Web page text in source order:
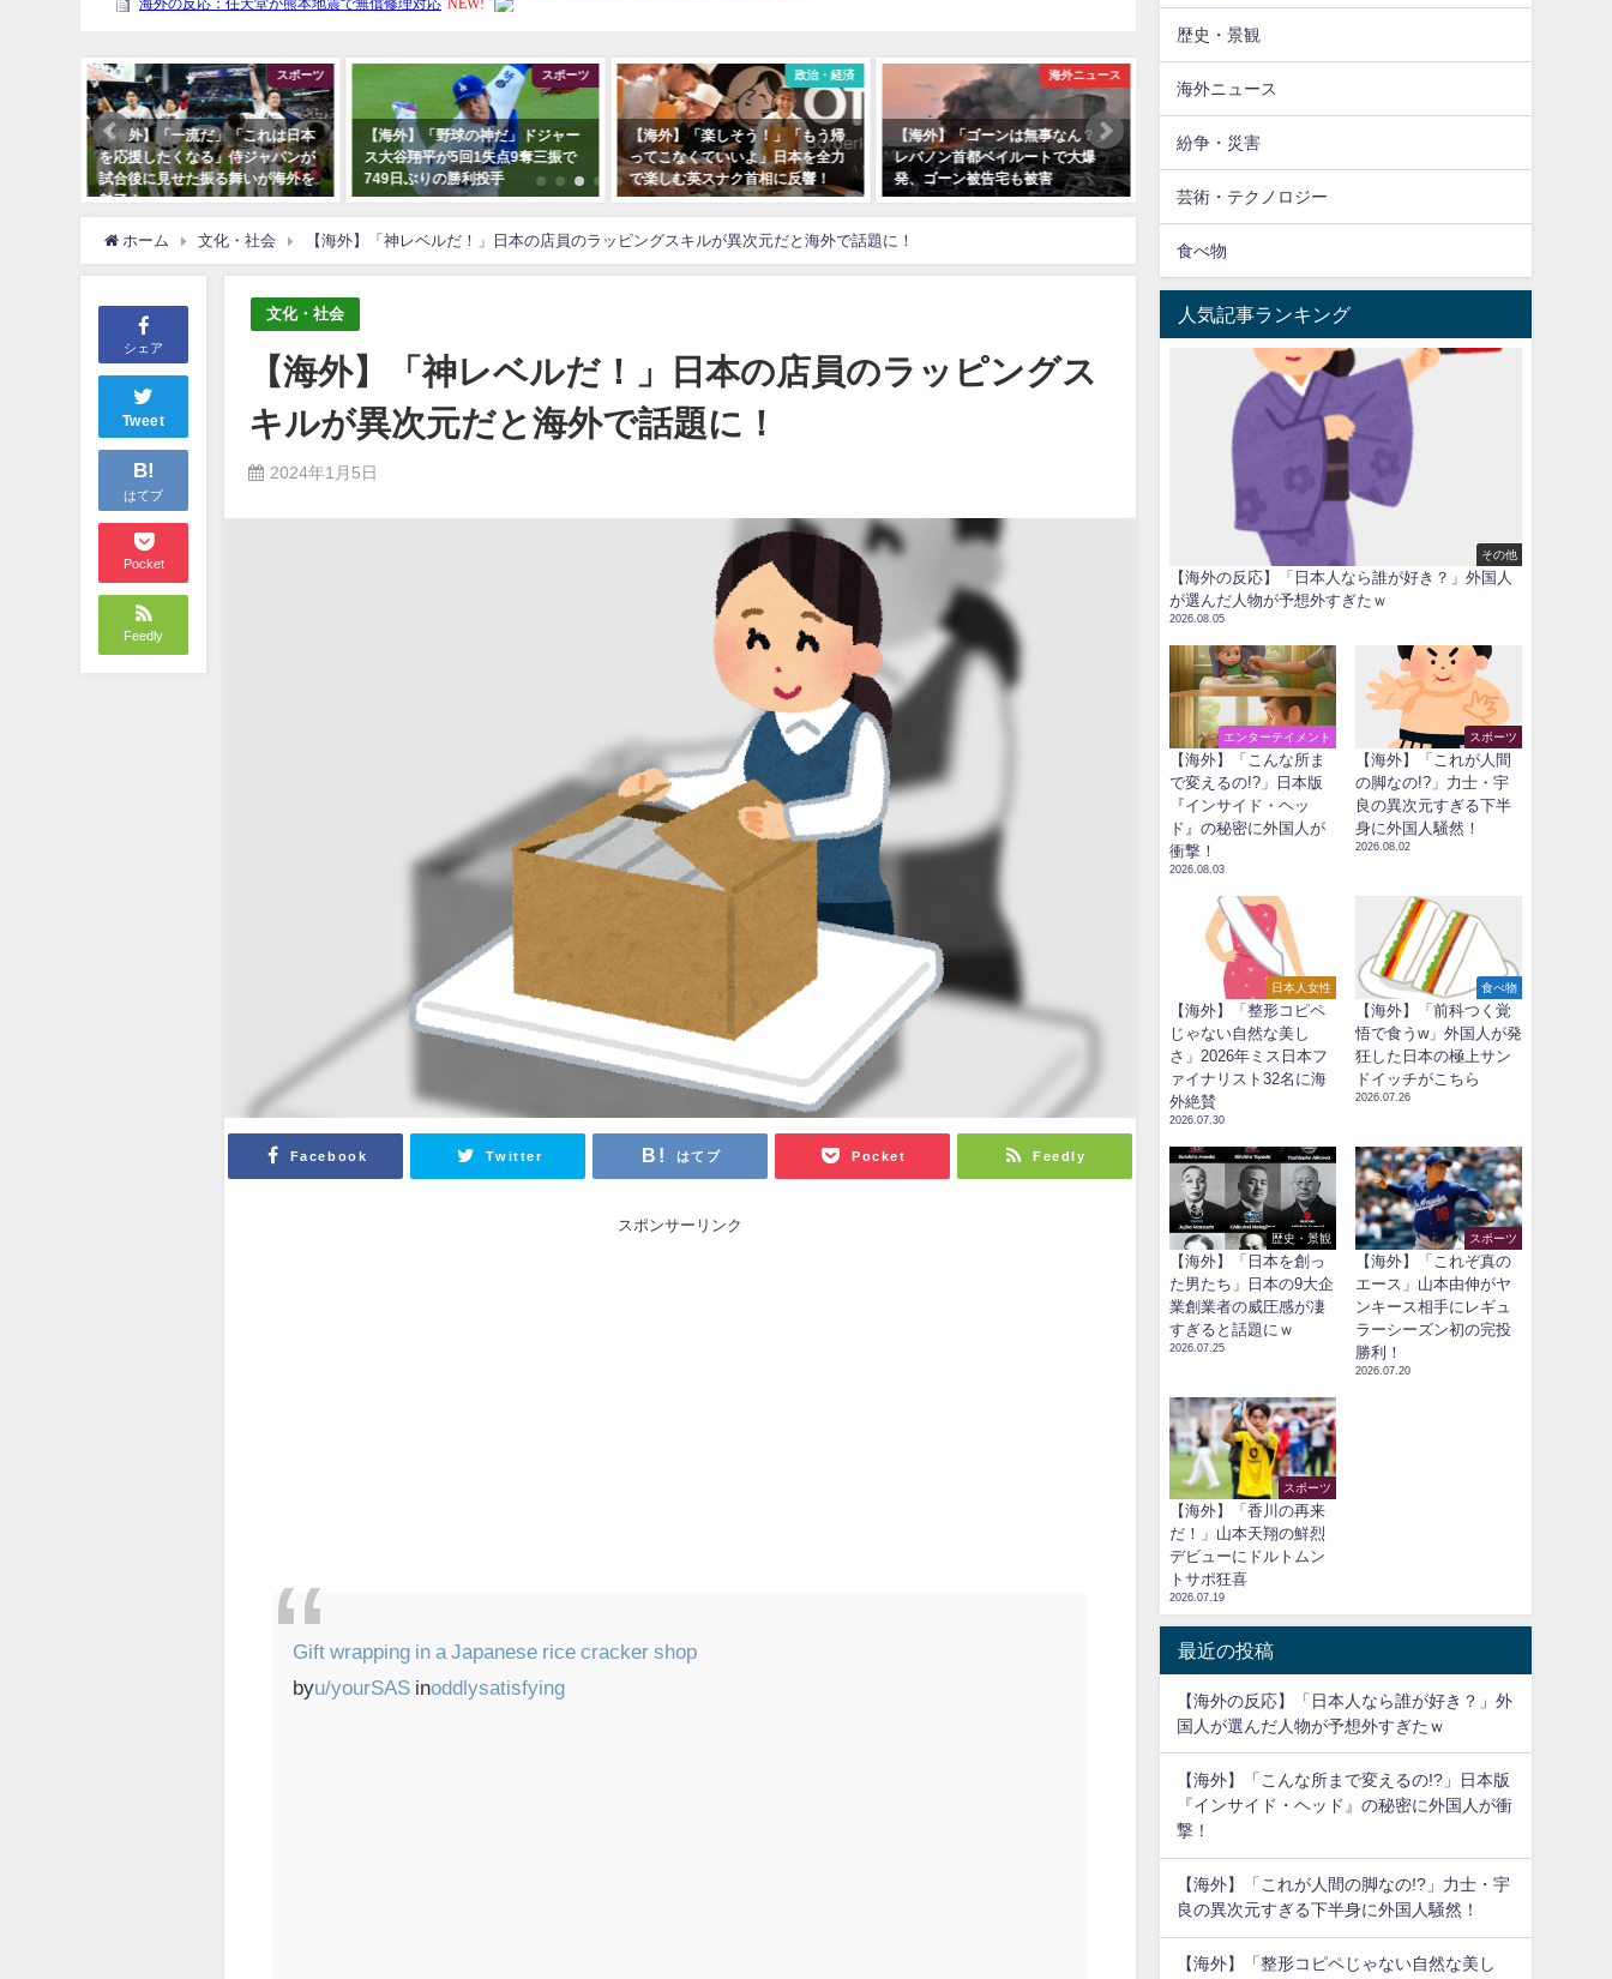
スポーツ
【海外】「一流だ」「これは日本
を応援したくなる」侍ジャパンが
試合後に見せた振る舞いが海外を
魅了！
スポーツ
【海外】「野球の神だ」ドジャー
ス大谷翔平が5回1失点9奪三振で
749日ぶりの勝利投手
政治・経済
【海外】「楽しそう！」「もう帰
ってこなくていいよ」日本を全力
で楽しむ英スナク首相に反響！
海外ニュース
【海外】「ゴーンは無事なん？」
レバノン首都ベイルートで大爆
発、ゴーン被告宅も被害
【海外】「アニメと全然違う！」
ホーム 文化・社会 【海外】「神レベルだ！」日本の店員のラッピングスキルが異次元だと海外で話題に！
シェア
Tweet
B!
はてブ
Pocket
Feedly
文化・社会
【海外】「神レベルだ！」日本の店員のラッピングス
キルが異次元だと海外で話題に！
2024年1月5日
Facebook Twitter はてブ Pocket Feedly
スポンサーリンク
Gift wrapping in a Japanese rice cracker shop
byu/yourSAS inoddlysatisfying
歴史・景観
海外ニュース
紛争・災害
芸術・テクノロジー
食べ物
人気記事ランキング
その他
【海外の反応】「日本人なら誰が好き？」外国人
が選んだ人物が予想外すぎたｗ
2026.08.05
エンターテイメント
【海外】「こんな所ま
で変えるの!?」日本版
『インサイド・ヘッ
ド』の秘密に外国人が
衝撃！
2026.08.03
スポーツ
【海外】「これが人間
の脚なの!?」力士・宇
良の異次元すぎる下半
身に外国人騒然！
2026.08.02
日本人女性
【海外】「整形コピペ
じゃない自然な美し
さ」2026年ミス日本フ
ァイナリスト32名に海
外絶賛
2026.07.30
食べ物
【海外】「前科つく覚
悟で食うw」外国人が発
狂した日本の極上サン
ドイッチがこちら
2026.07.26
歴史・景観
【海外】「日本を創っ
た男たち」日本の9大企
業創業者の威圧感が凄
すぎると話題にｗ
2026.07.25
スポーツ
【海外】「これぞ真の
エース」山本由伸がヤ
ンキース相手にレギュ
ラーシーズン初の完投
勝利！
2026.07.20
スポーツ
【海外】「香川の再来
だ！」山本天翔の鮮烈
デビューにドルトムン
トサポ狂喜
2026.07.19
最近の投稿
【海外の反応】「日本人なら誰が好き？」外
国人が選んだ人物が予想外すぎたｗ
【海外】「こんな所まで変えるの!?」日本版
『インサイド・ヘッド』の秘密に外国人が衝
撃！
【海外】「これが人間の脚なの!?」力士・宇
良の異次元すぎる下半身に外国人騒然！
【海外】「整形コピペじゃない自然な美し